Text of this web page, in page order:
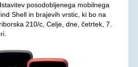
posodobljenega mobilnega
Shell in brajevih vrstic, ki bo na
210/c, Celje, dne, četrtek, 7.